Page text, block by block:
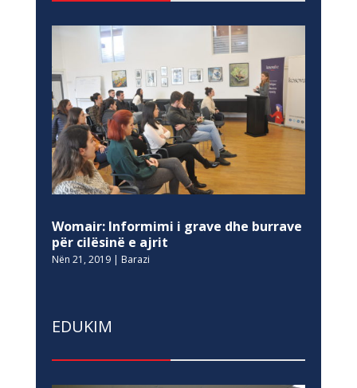
Womair: Informimi i grave dhe burrave
për cilësinë e ajrit
Nën 21, 2019| Barazi
EDUKIM